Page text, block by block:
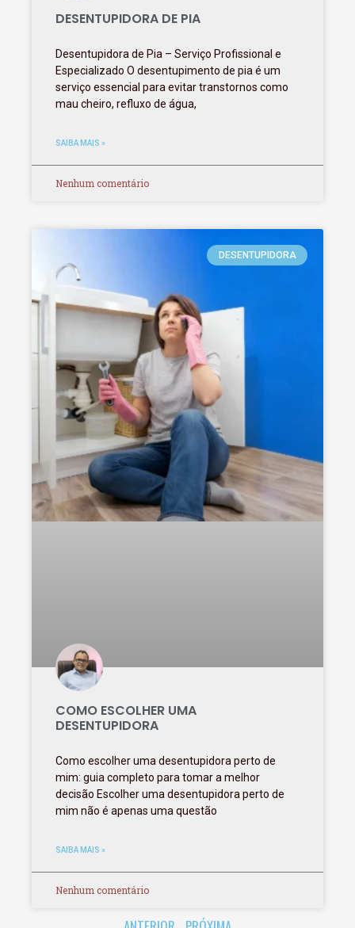
DESENTUPIDORA DE PIA
Desentupidora de Pia – Serviço Profissional e
Especializado O desentupimento de pia é um
serviço essencial para evitar transtornos como
mau cheiro, refluxo de água,
SAIBA MAIS »
Nenhum comentário
DESENTUPIDORA
COMO ESCOLHER UMA
DESENTUPIDORA
Como escolher uma desentupidora perto de
mim: guia completo para tomar a melhor
decisão Escolher uma desentupidora perto de
mim não é apenas uma questão
SAIBA MAIS »
Nenhum comentário